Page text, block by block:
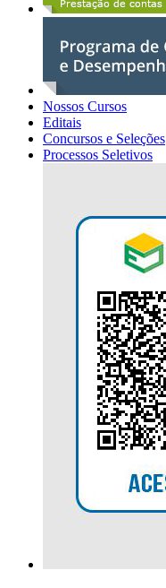
Nossos Cursos
Editais
Concursos e Seleções
Processos Seletivos